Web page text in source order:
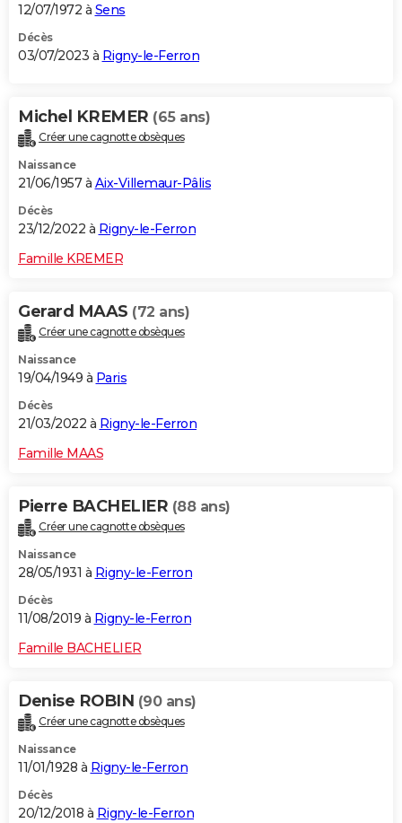
12/07/1972 à Sens
Décès
03/07/2023 à Rigny-le-Ferron
Michel KREMER (65 ans)
Créer une cagnotte obsèques
Naissance
21/06/1957 à Aix-Villemaur-Pâlis
Décès
23/12/2022 à Rigny-le-Ferron
Famille KREMER
Gerard MAAS (72 ans)
Créer une cagnotte obsèques
Naissance
19/04/1949 à Paris
Décès
21/03/2022 à Rigny-le-Ferron
Famille MAAS
Pierre BACHELIER (88 ans)
Créer une cagnotte obsèques
Naissance
28/05/1931 à Rigny-le-Ferron
Décès
11/08/2019 à Rigny-le-Ferron
Famille BACHELIER
Denise ROBIN (90 ans)
Créer une cagnotte obsèques
Naissance
11/01/1928 à Rigny-le-Ferron
Décès
20/12/2018 à Rigny-le-Ferron